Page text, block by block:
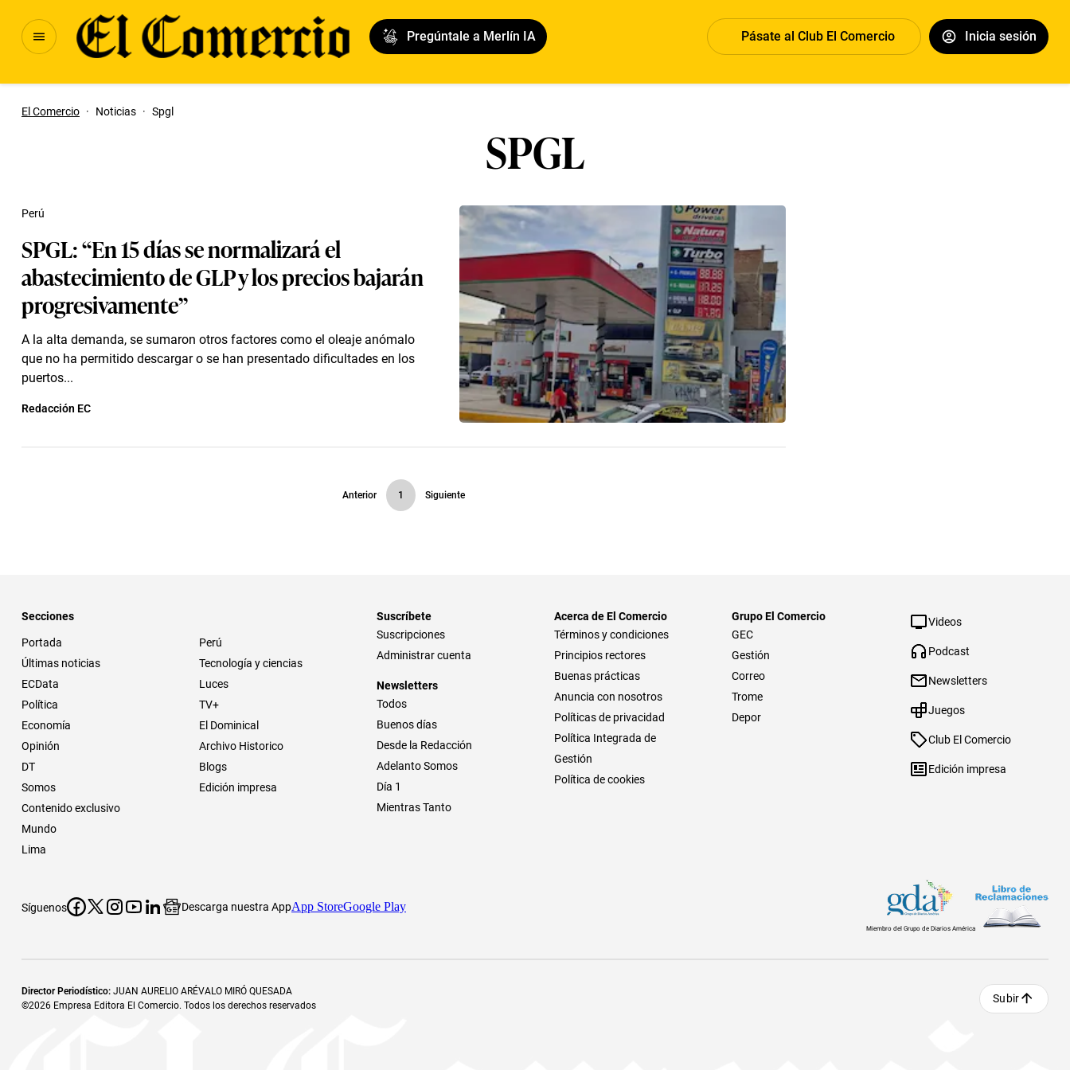
Pregúntale a Merlín IA Pásate al Club El Comercio Inicia sesión
El Comercio · Noticias · Spgl
SPGL
SPGL: “En 15 días se normalizará el
abastecimiento de GLP y los precios bajarán
progresivamente”
A la alta demanda, se sumaron otros factores como el oleaje anómalo
que no ha permitido descargar o se han presentado dificultades en los
puertos...
Perú
Redacción EC
Anterior 1 Siguiente
Secciones
Portada
Últimas noticias
ECData
Política
Economía
Opinión
DT
Somos
Contenido exclusivo
Mundo
Lima
Perú
Tecnología y ciencias
Luces
TV+
El Dominical
Archivo Historico
Blogs
Edición impresa
Suscríbete
Suscripciones
Administrar cuenta
Newsletters
Todos
Buenos días
Desde la Redacción
Adelanto Somos
Día 1
Mientras Tanto
Acerca de El Comercio
Términos y condiciones
Principios rectores
Buenas prácticas
Anuncia con nosotros
Políticas de privacidad
Política Integrada de
Gestión
Política de cookies
Grupo El Comercio
GEC
Gestión
Correo
Trome
Depor
Videos
Podcast
Newsletters
Juegos
Club El Comercio
Edición impresa
Síguenos Descarga nuestra AppApp StoreGoogle Play
Miembro del Grupo de Diarios América
Director Periodístico: JUAN AURELIO ARÉVALO MIRÓ QUESADA
©2026 Empresa Editora El Comercio. Todos los derechos reservados
Subir